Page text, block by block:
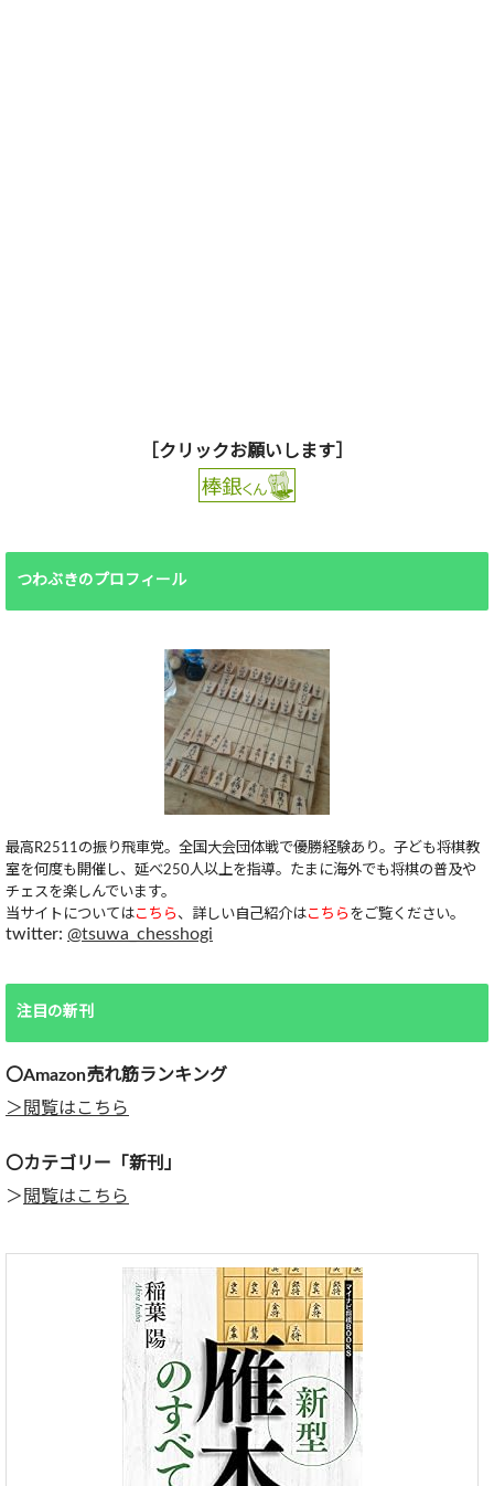
［クリックお願いします］
つわぶきのプロフィール
最高R2511の振り飛車党。全国大会団体戦で優勝経験あり。子ども将棋教
室を何度も開催し、延べ250人以上を指導。たまに海外でも将棋の普及や
チェスを楽しんでいます。
当サイトについてはこちら 、詳しい自己紹介はこちら をご覧ください。
twitter: @tsuwa_chesshogi
注目の新刊
〇Amazon売れ筋ランキング
＞閲覧はこちら
〇カテゴリー「新刊」
＞ 閲覧はこちら